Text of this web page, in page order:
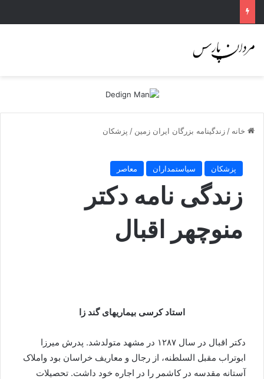
خانه / زندگینامه بزرگان ایران زمین / پزشکان
پزشکان سیاستمداران معاصر
زندگی نامه دکتر
منوچهر اقبال
استاد کرسی بیماریهای گند زا
دکتر اقبال در سال ۱۲۸۷ در مشهد متولدشد. پدرش میرزا
ابوتراب مقبل السلطنه، از رجال و معاریف خراسان بود واملاک
آستانه مقدسه در کاشمر را در اجاره خود داشت. تحصیلات